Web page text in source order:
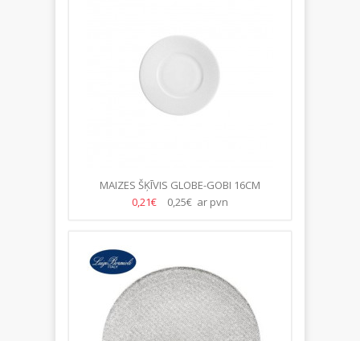
MAIZES ŠĶĪVIS GLOBE-GOBI 16CM
0,21€
0,25€ ar pvn